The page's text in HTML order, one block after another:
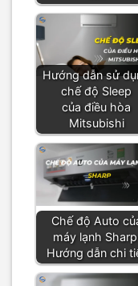
Hướng dẫn sử
chế độ Sleep
của điều hòa
Mitsubishi
Chế độ Auto
máy lạnh
Hướng dẫn chi